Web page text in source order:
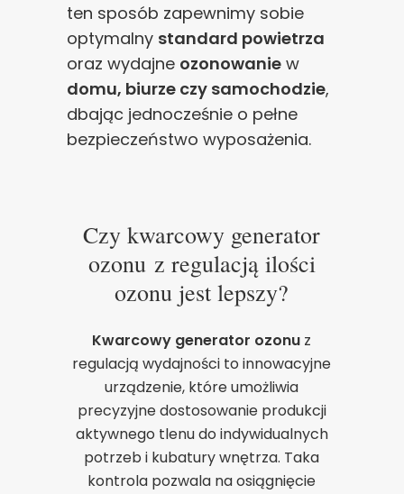
ten sposób zapewnimy sobie
optymalny standard powietrza
oraz wydajne ozonowanie w
domu, biurze czy samochodzie,
dbając jednocześnie o pełne
bezpieczeństwo wyposażenia.
Czy kwarcowy generator
ozonu z regulacją ilości
ozonu jest lepszy?
Kwarcowy generator ozonu z
regulacją wydajności to innowacyjne
urządzenie, które umożliwia
precyzyjne dostosowanie produkcji
aktywnego tlenu do indywidualnych
potrzeb i kubatury wnętrza. Taka
kontrola pozwala na osiągnięcie